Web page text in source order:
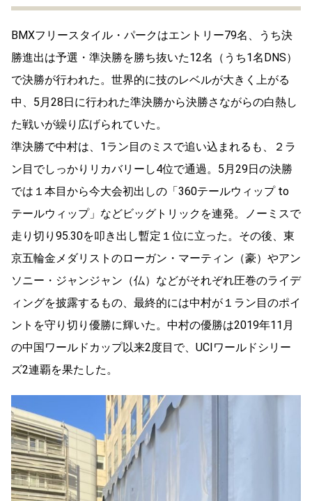
BMXフリースタイル・パークはエントリー79名、うち決
勝進出は予選・準決勝を勝ち抜いた12名（うち1名DNS）
で決勝が⾏われた。世界的に技のレベルが⼤きく上がる
中、5⽉28⽇に⾏われた準決勝から決勝さながらの⽩熱し
た戦いが繰り広げられていた。
準決勝で中村は、1ラン⽬のミスで追い込まれるも、２ラ
ン⽬でしっかりリカバリーし4位で通過。5⽉29⽇の決勝
では１本⽬から今⼤会初出しの「360テールウィップ to
テールウィップ」などビッグトリックを連発。ノーミスで
⾛り切り95.30を叩き出し暫定１位に⽴った。その後、東
京五輪⾦メダリストのローガン・マーティン（豪）やアン
ソニー・ジャンジャン（仏）などがそれぞれ圧巻のライデ
ィングを披露するもの、最終的には中村が１ラン⽬のポイ
ントを守り切り優勝に輝いた。中村の優勝は2019年11⽉
の中国ワールドカップ以来2度⽬で、UCIワールドシリー
ズ2連覇を果たした。